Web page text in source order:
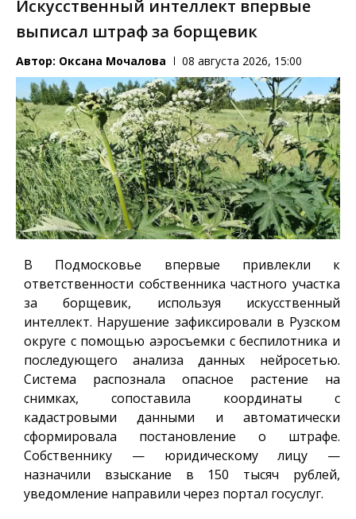
Искусственный интеллект впервые
выписал штраф за борщевик
Автор: Оксана Мочалова 08 августа 2026, 15:00
В Подмосковье впервые привлекли к
ответственности собственника частного участка
за борщевик, используя искусственный
интеллект. Нарушение зафиксировали в Рузском
округе с помощью аэросъемки с беспилотника и
последующего анализа данных нейросетью.
Система распознала опасное растение на
снимках, сопоставила координаты с
кадастровыми данными и автоматически
сформировала постановление о штрафе.
Собственнику — юридическому лицу —
назначили взыскание в 150 тысяч рублей,
уведомление направили через портал госуслуг.